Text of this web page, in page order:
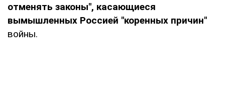
отменять законы", касающиеся
вымышленных Россией "коренных причин"
войны.